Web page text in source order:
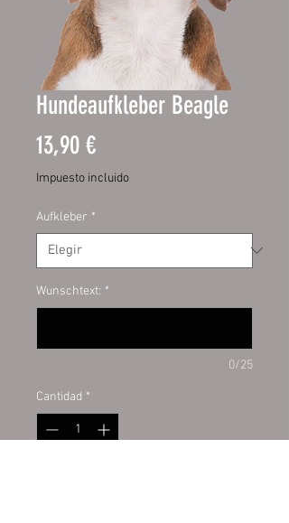
Hundeaufkleber Beagle
13,90 €Precio
Impuesto incluido
Aufkleber *
Wunschtext: *
0/25
Cantidad *